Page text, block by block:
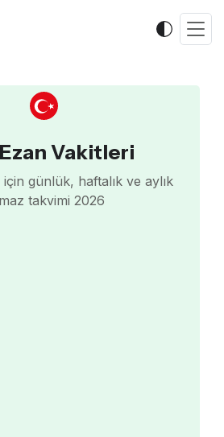
Vakitleri
günlük, haftalık ve aylık
takvimi 2026